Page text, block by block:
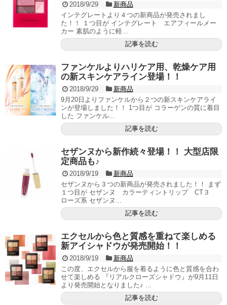
2018/9/29
新商品
インテグレートより４つの新商品が発売されまし
た！！ １つ目が インテグレート エアフィールメー
カー 素肌のように軽...
記事を読む
ファンケルよりハリケア用、乾燥ケア用
の新スキンケアライン登場！！
2018/9/29
新商品
9月20日よりファンケルから２つの新スキンケアライ
ンが登場しました！！ 1つ目が コラーゲンの質に着目
した ファンケル...
記事を読む
セザンヌから新作続々登場！！ 大型店限
定商品も♪
2018/9/19
新商品
セザンヌから３つの新商品が発売されました！！ まず
１つ目が セザンヌ カラーティントリップ CT３
ローズ系 セザンヌ...
記事を読む
エクセルから色と質感を重ねて楽しめる
新アイシャドウが発売開始！！
2018/9/19
新商品
この度、エクセルから服を着るように色と質感を合わ
せて楽しめる 『リアルクローズシャドウ』が9月11日
より発売開始となりました♪ ...
記事を読む